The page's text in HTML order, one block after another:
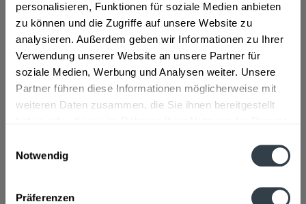
personalisieren, Funktionen für soziale Medien anbieten
zu können und die Zugriffe auf unsere Website zu
analysieren. Außerdem geben wir Informationen zu Ihrer
Verwendung unserer Website an unsere Partner für
soziale Medien, Werbung und Analysen weiter. Unsere
Partner führen diese Informationen möglicherweise mit
weiteren Daten zusammen, die Sie ihnen bereitgestellt
Notwendig
Präferenzen
+2,30 € Pfand
In den Warenkorb
Artikel-Nr.:
32892
Verfügbar in:
mehr
Zutaten und Allergene